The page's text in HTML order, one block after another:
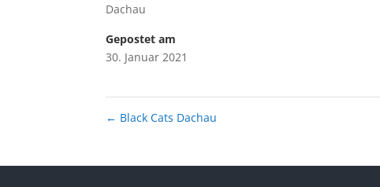
Dachau
Gepostet am
30. Januar 2021
← Black Cats Dachau